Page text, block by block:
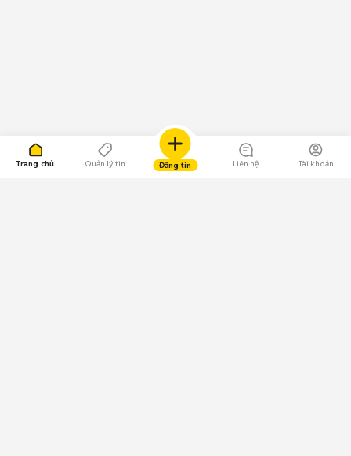
Trang chủ Quản lý tin Đăng tin Liên hệ Tài khoản